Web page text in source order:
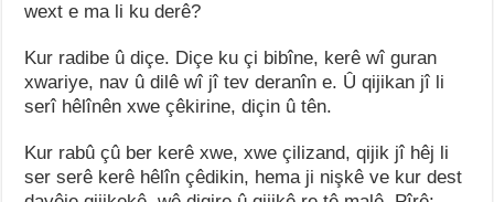
wext e ma li ku derê?
Kur radibe û diçe. Diçe ku çi bibîne, kerê wî guran
xwariye, nav û dilê wî jî tev deranîn e. Û qijikan jî li
serî hêlînên xwe çêkirine, diçin û tên.
Kur rabû çû ber kerê xwe, xwe çilizand, qijik jî hêj li
ser serê kerê hêlîn çêdikin, hema ji nişkê ve kur dest